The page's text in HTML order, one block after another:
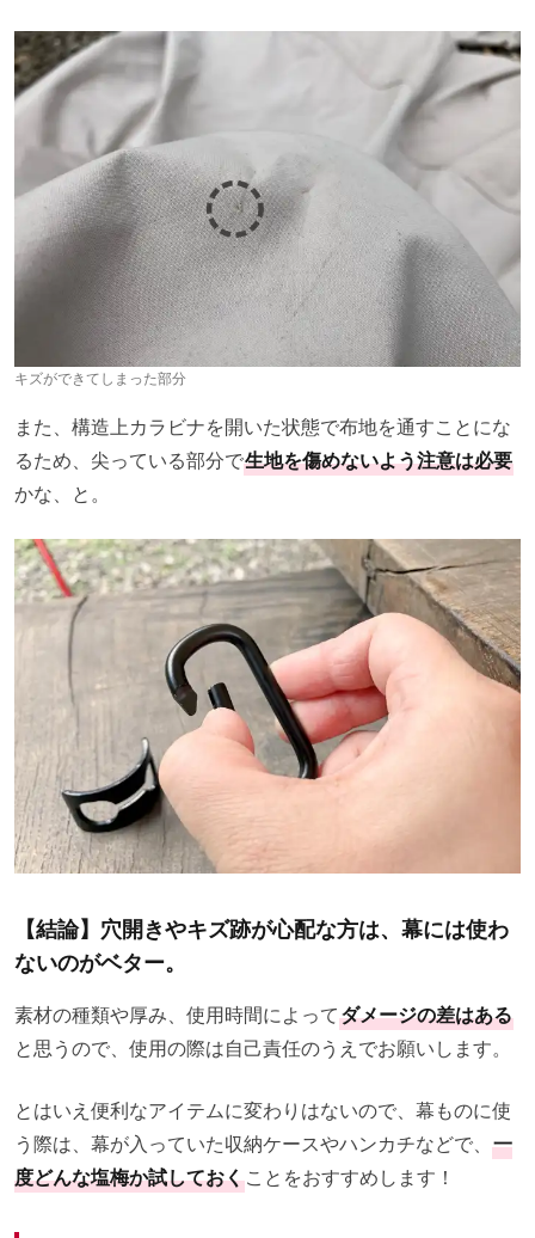
キズができてしまった部分
また、構造上カラビナを開いた状態で布地を通すことにな
るため、尖っている部分で生地を傷めないよう注意は必要
かな、と。
【結論】穴開きやキズ跡が心配な方は、幕には使わ
ないのがベター。
素材の種類や厚み、使用時間によってダメージの差はある
と思うので、使用の際は自己責任のうえでお願いします。
とはいえ便利なアイテムに変わりはないので、幕ものに使
う際は、幕が入っていた収納ケースやハンカチなどで、 一
度どんな塩梅か試しておくことをおすすめします！